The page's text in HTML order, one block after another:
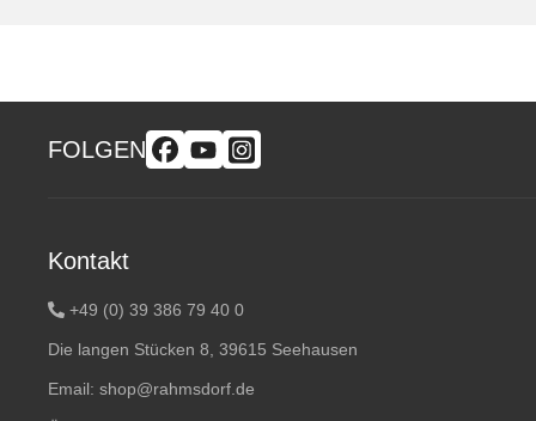
FOLGEN
Kontakt
+49 (0) 39 386 79 40 0
Die langen Stücken 8, 39615 Seehausen
Email: shop@rahmsdorf.de